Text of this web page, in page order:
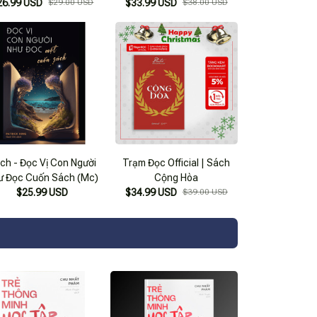
USD
$29.00 USD
$33.99 USD $38.00 USD
- Đọc Vị Con Người
Đọc Cuốn Sách (Mc)
$25.99 USD
Trạm Đọc Official | Sách
Cộng Hòa
$34.99 USD $39.00 USD